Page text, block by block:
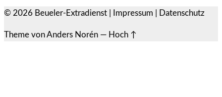
© 2026 Beueler-Extradienst Impressum Datenschutz
Theme vonAnders Norén — Hoch ↑